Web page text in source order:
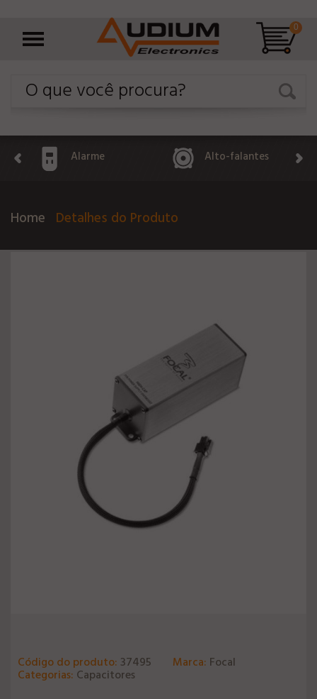
0
Alarme Alto-falantes
Home Detalhes do Produto
Código do produto: 37495 Marca: Focal
Categorias: Capacitores